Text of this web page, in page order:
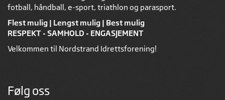
fotball, håndball, e-sport, triathlon og parasport.
Flest mulig | Lengst mulig | Best mulig
RESPEKT - SAMHOLD - ENGASJEMENT
Velkommen til Nordstrand Idrettsforening!
Følg oss